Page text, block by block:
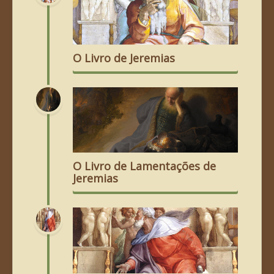
O Livro de Jeremias
O Livro de Lamentações de
Jeremias